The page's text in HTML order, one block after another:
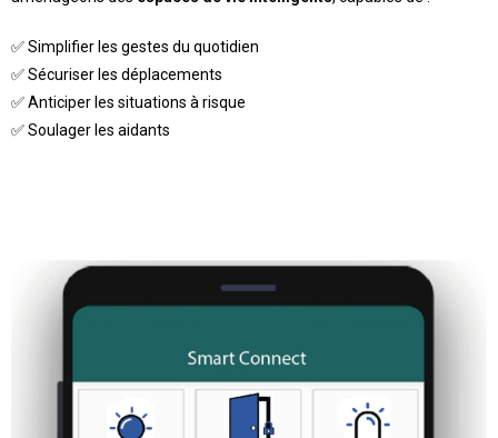
✅ Simplifier les gestes du quotidien
✅ Sécuriser les déplacements
✅ Anticiper les situations à risque
✅ Soulager les aidants